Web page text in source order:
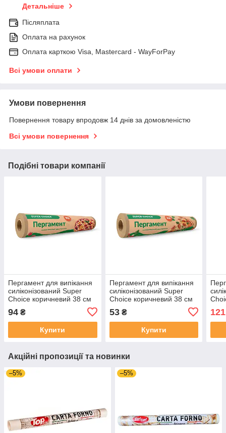
Детальніше
Післяплата
Оплата на рахунок
Оплата карткою Visa, Mastercard - WayForPay
Всі умови оплати
Умови повернення
Повернення товару впродовж 14 днів за домовленістю
Всі умови повернення
Подібні товари компанії
Пергамент для випікання
силіконізований Super
Choice коричневий 38 см
94 ₴
Купити
Пергамент для випікання
силіконізований Super
Choice коричневий 38 см
53₴
Купити
121
Акційні пропозиції та новинки
–5% –5%